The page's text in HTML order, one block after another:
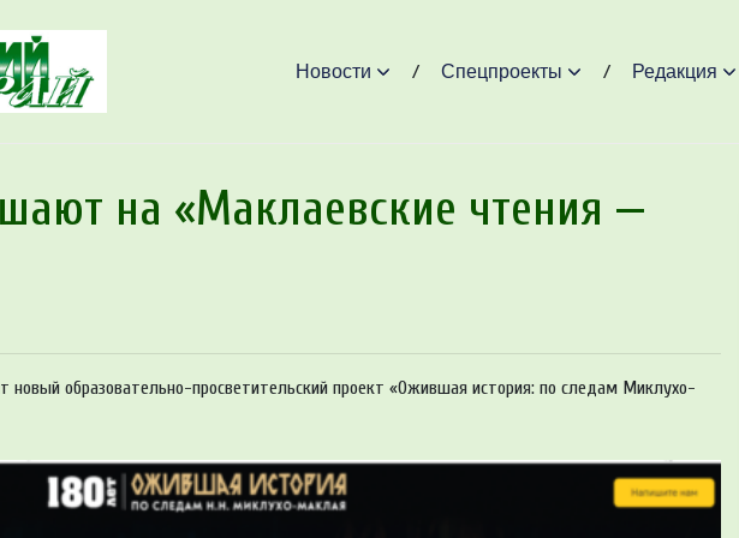
Новости Спецпроекты Редакция
на «Маклаевские чтения —
новый образовательно-просветительский проект «Ожившая история: по следам Миклухо-